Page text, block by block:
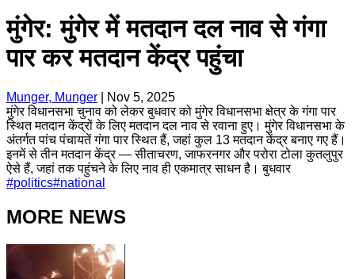
मुंगेर: मुंगेर में मतदान दल नाव से गंगा
पार कर मतदान केंद्र पहुंचा
Munger, Munger
Nov 5, 2025
मुंगेर विधानसभा चुनाव को लेकर बुधवार को मुंगेर विधानसभा क्षेत्र के गंगा पार
स्थित मतदान केंद्रों के लिए मतदान दल नाव से रवाना हुए। मुंगेर विधानसभा के
अंतर्गत पांच पंचायतें गंगा पार स्थित हैं, जहां कुल 13 मतदान केंद्र बनाए गए हैं।
इनमें से तीन मतदान केंद्र — सीताचरण, जाफरनगर और परोरा टोला कुतलुपुर
ऐसे हैं, जहां तक पहुंचने के लिए नाव ही एकमात्र साधन है। बुधवार
#politics#national
MORE NEWS